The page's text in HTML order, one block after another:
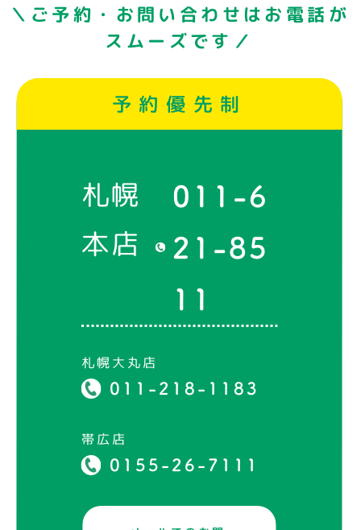
＼ご予約・お問い合わせはお電話が
スムーズです／
予約優先制
札幌
本店
011-6
21-85
11
札幌大丸店
011-218-1183
帯広店
0155-26-7111